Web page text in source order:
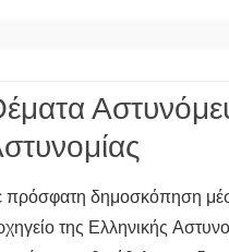
πρόσφατη δημοσκόπηση
της Ελληνικής